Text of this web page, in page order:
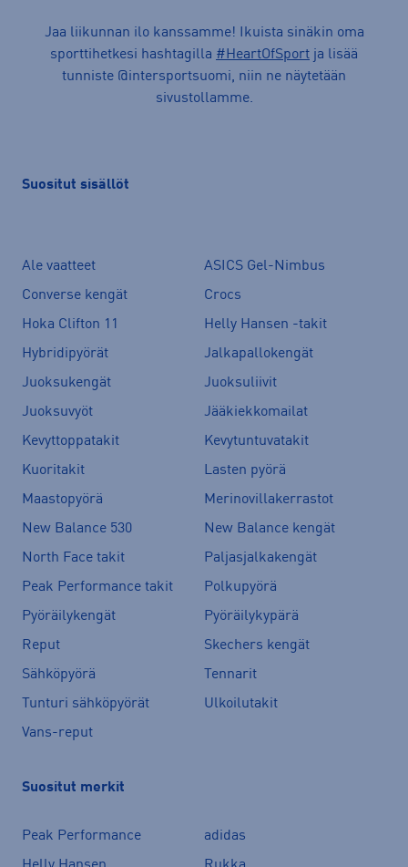
Jaa liikunnan ilo kanssamme! Ikuista sinäkin oma
sporttihetkesi hashtagilla #HeartOfSport ja lisää
tunniste @intersportsuomi, niin ne näytetään
sivustollamme.
Suositut sisällöt
Ale vaatteet
ASICS Gel-Nimbus
Converse kengät
Crocs
Hoka Clifton 11
Helly Hansen -takit
Hybridipyörät
Jalkapallokengät
Juoksukengät
Juoksuliivit
Juoksuvyöt
Jääkiekkomailat
Kevyttoppatakit
Kevytuntuvatakit
Kuoritakit
Lasten pyörä
Maastopyörä
Merinovillakerrastot
New Balance 530
New Balance kengät
North Face takit
Paljasjalkakengät
Peak Performance takit
Polkupyörä
Pyöräilykengät
Pyöräilykypärä
Reput
Skechers kengät
Sähköpyörä
Tennarit
Tunturi sähköpyörät
Ulkoilutakit
Vans-reput
Suositut merkit
Peak Performance
adidas